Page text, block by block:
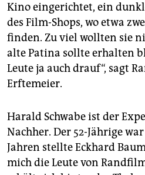
Kino eingerichtet, ein
des Film-Shops, wo etwa
finden. Zu viel wollten sie
alte Patina sollte erhalten
Leute ja auch drauf“, sagt
Erftemeier.
Harald Schwabe ist der
Nachher. Der 52-Jährige
Jahren stellte Eckhard
mich die Leute von